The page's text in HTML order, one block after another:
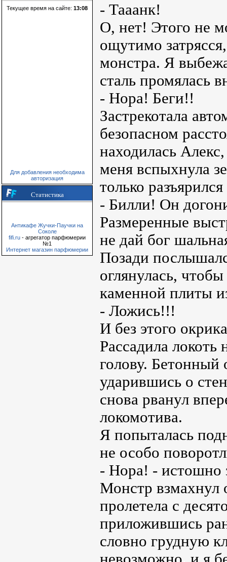
Текущее время на сайте: 13:08
Для добавления необходима
авторизация
Статистика
Антикафе Жучки-Паучки на
Соколе
fifi.ru - агрегатор парфюмерии
№1
Интернет магазин парфюмерии
- Тааанк!
О, нет! Этого не
ощутимо
монстра. Я
сталь промялась
- Нора! Беги!!
Застрекотала
безопасном
находилась
меня вспыхнула
только
- Билли! Он
Размеренные
не дай бог
Позади
оглянулась,
каменной плиты
- Ложись!!!
И без этого
Рассадила локоть
голову. Бетонный
ударившись о
снова рванул
локомотива.
Я попыталась
не особо
- Нора! - истошно
Монстр взмахнул
пролетела с
приложившись
словно грудную